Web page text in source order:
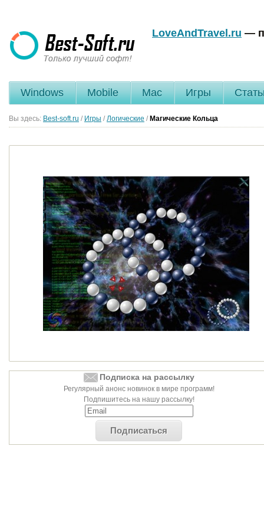
LoveAndTravel.ru —
Windows Mobile Mac Игры
Вы здесь: Best-soft.ru / Игры / Логические / Магические Кольца
Подписка на рассылку
Регулярный анонс новинок в мире программ!
Подпишитесь на нашу рассылку!
Подписаться